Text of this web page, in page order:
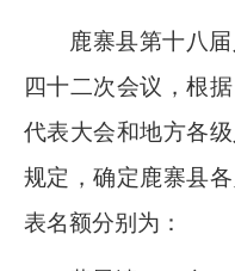
鹿寨县第十八
四十二次会议，根
代表大会和地方各
规定，确定鹿寨县
表名额分别为：